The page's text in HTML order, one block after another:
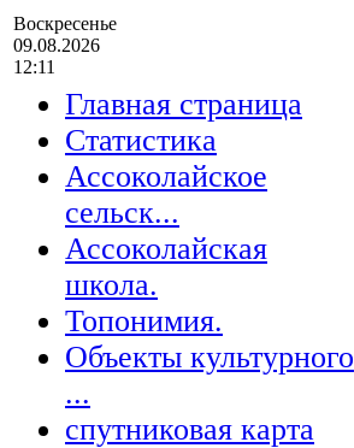
Воскресенье
09.08.2026
12:11
Главная страница
Статистика
Ассоколайское
сельск...
Ассоколайская
школа.
Топонимия.
Объекты культурного
...
спутниковая карта